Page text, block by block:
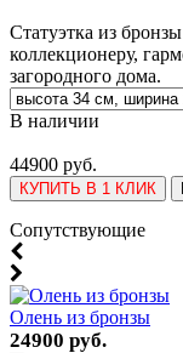
Статуэтка из
коллекционеру,
загородного дома.
В наличии
44900 руб.
КУПИТЬ В 1 КЛИК
Cопутствующие
Олень из бронзы
24900 руб.